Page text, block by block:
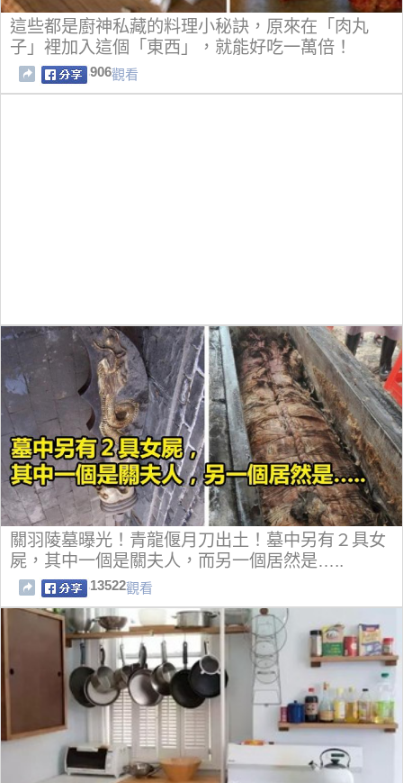
這些都是廚神私藏的料理小秘訣，原來在「肉丸
子」裡加入這個「東西」，就能好吃一萬倍！
906觀看
關羽陵墓曝光！青龍偃月刀出土！墓中另有２具女
屍，其中一個是關夫人，而另一個居然是…..
13522觀看